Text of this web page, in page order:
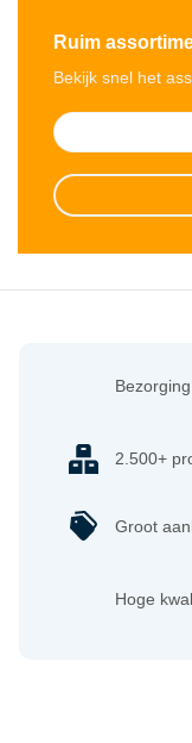
Ruim
Bekijk snel het
2.500+
Groot
Hoge